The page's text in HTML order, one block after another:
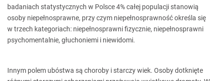
badaniach statystycznych w Polsce 4% całej populacji stanowią
osoby niepełnosprawne, przy czym niepełnosprawność określa się
w trzech kategoriach: niepełnosprawni fizycznie, niepełnosprawni
psychomentalnie, głuchoniemi i niewidomi.
Innym polem ubóstwa są choroby i starczy wiek. Osoby dotknięte